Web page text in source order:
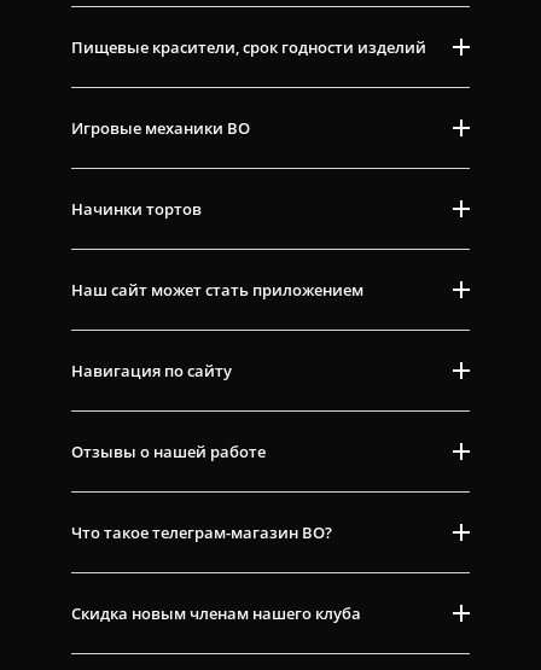
Пищевые красители, срок годности изделий
Игровые механики ВО
Начинки тортов
Наш сайт может стать приложением
Навигация по сайту
Отзывы о нашей работе
Что такое телеграм-магазин ВО?
Скидка новым членам нашего клуба